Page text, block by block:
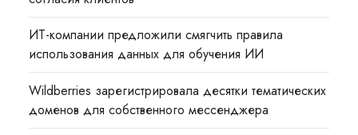
ИТ-компании предложили смягчить правила
использования данных для обучения ИИ
Wildberries зарегистрировала десятки тематических
доменов для собственного мессенджера